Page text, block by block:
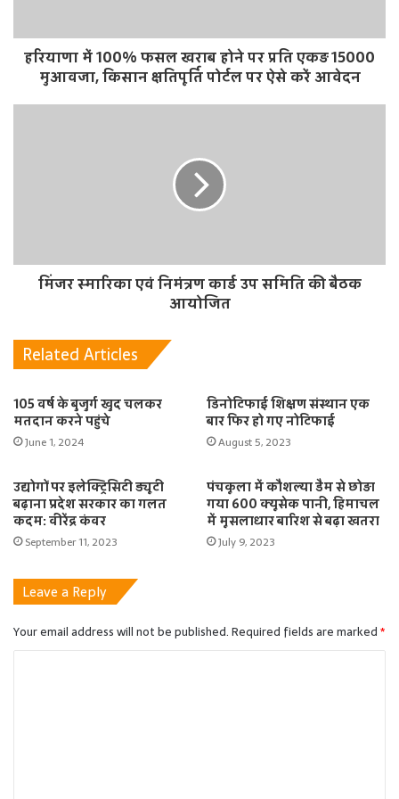
हरियाणा में 100% फसल खराब होने पर प्रति एकड़ 15000
मुआवजा, किसान क्षतिपूर्ति पोर्टल पर ऐसे करें आवेदन
मिंजर स्मारिका एवं निमंत्रण कार्ड उप समिति की बैठक
आयोजित
Related Articles
105 वर्ष के बुजुर्ग खुद चलकर
मतदान करने पहुंचे
June 1, 2024
डिनोटिफाई शिक्षण संस्थान एक
बार फिर हो गए नोटिफाई
August 5, 2023
उद्योगों पर इलेक्ट्रिसिटी ड्यूटी
बढ़ाना प्रदेश सरकार का गलत
कदम: वीरेंद्र कंवर
September 11, 2023
पंचकूला में कौशल्या डैम से छोड़ा
गया 600 क्यूसेक पानी, हिमाचल
में मूसलाधार बारिश से बढ़ा खतरा
July 9, 2023
Leave a Reply
Your email address will not be published.Required fields are marked*